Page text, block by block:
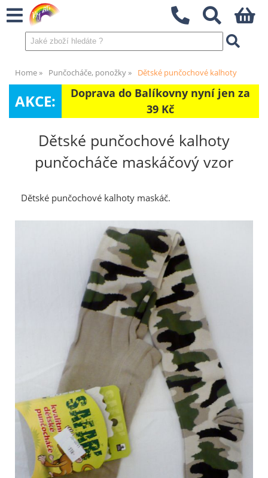
Home Punčocháče, ponožky Dětské punčochové kalhoty
AKCE:
Doprava do Balíkovny nyní jen za
39 Kč
Dětské punčochové kalhoty
punčocháče maskáčový vzor
Dětské punčochové kalhoty maskáč.